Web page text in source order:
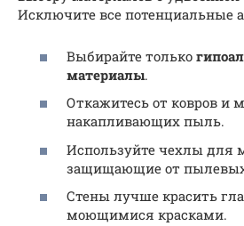
Исключите все потенциальные
Выбирайте только
материалы.
Откажитесь от ковров и
накапливающих пыль.
Используйте чехлы для
защищающие от
Стены лучше красить
моющимися красками.